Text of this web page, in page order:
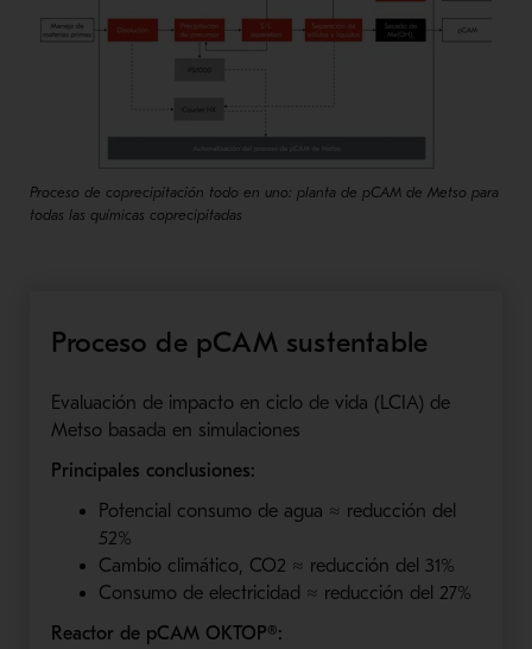
Proceso de coprecipitación todo en uno: planta de pCAM de Metso para
todas las químicas coprecipitadas
Proceso de pCAM sustentable
Evaluación de impacto en ciclo de vida (LCIA) de
Metso basada en simulaciones
Principales conclusiones:
Potencial consumo de agua ≈ reducción del
52%
Cambio climático, CO2 ≈ reducción del 31%
Consumo de electricidad ≈ reducción del 27%
Reactor de pCAM OKTOP®: